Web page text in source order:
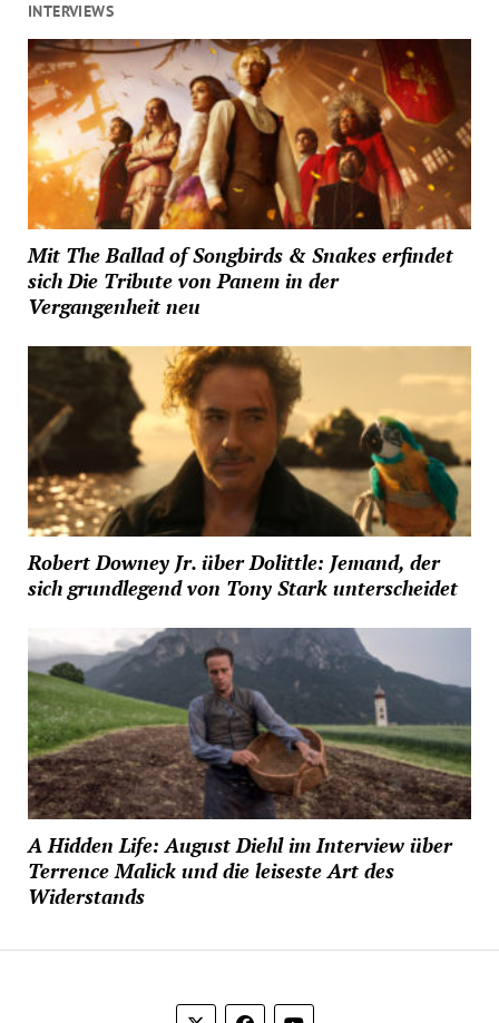
INTERVIEWS
Mit The Ballad of Songbirds & Snakes erfindet
sich Die Tribute von Panem in der
Vergangenheit neu
Robert Downey Jr. über Dolittle: Jemand, der
sich grundlegend von Tony Stark unterscheidet
A Hidden Life: August Diehl im Interview über
Terrence Malick und die leiseste Art des
Widerstands